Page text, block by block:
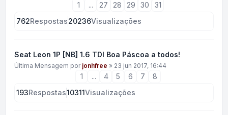
1 ... 27 28 29 30
31
762Respostas20236Visualizações
Seat Leon 1P [NB] 1.6 TDI Boa Páscoa a todos!
Última Mensagem por jonhfree » 23 jun 2017, 16:44
1 ... 4 5 6 7
8
193Respostas10311Visualizações